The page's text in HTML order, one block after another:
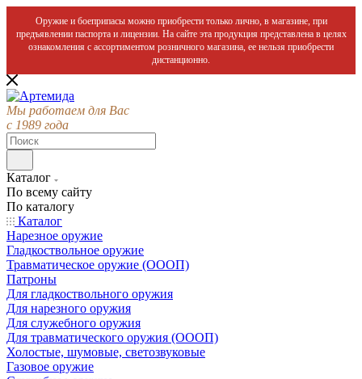
Оружие и боеприпасы можно приобрести только лично, в магазине, при
предъявлении паспорта и лицензии. На сайте эта продукция представлена в целях
ознакомления с ассортиментом розничного магазина, ее нельзя приобрести
дистанционно.
Мы работаем для Вас
с 1989 года
Каталог
По всему сайту
По каталогу
Каталог
Нарезное оружие
Гладкоствольное оружие
Травматическое оружие (ОООП)
Патроны
Для гладкоствольного оружия
Для нарезного оружия
Для служебного оружия
Для травматического оружия (ОООП)
Холостые, шумовые, светозвуковые
Газовое оружие